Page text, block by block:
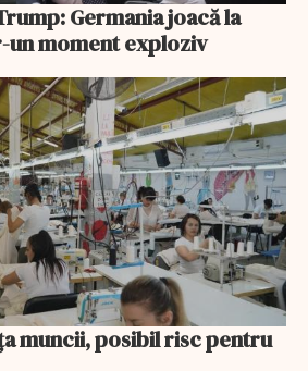
Germania joacă la
un moment exploziv
muncii, posibil risc pentru